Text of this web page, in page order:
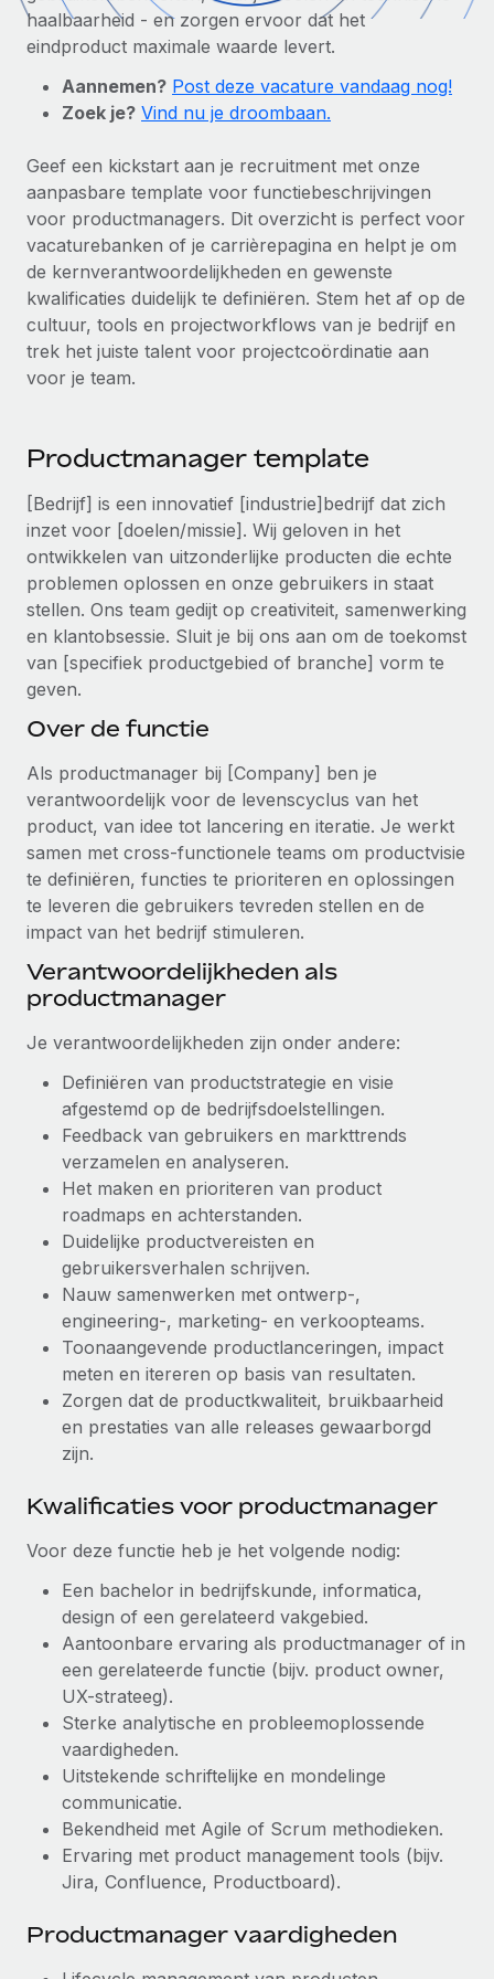
Zzp'ers internationaal onboarden en beheren
PEO
Ingewikkelde HR-taken eenvoudig uitbesteden
Remote Embedded
HR naadloos in workflows integreren
Ingebouwde essentiële HR-functies voor je team
Verbinden
Nieuw
AI-tools koppelen aan Remote met onze MCP
DIENSTEN
Vraag een expert
Krijg hulp van global HR- en juridische experts
Achtergrondonderzoek
Vereenvoudig het screeningsproces van
kandidaten
Compliance Watchtower
Apparaatbeheer
Lever en track wereldwijd IT-middelen
Entiteiten oprichten
Stel snel compliant entiteiten op
Mobiliteit en overplaatsing
Plaats werknemers moeiteloos over
Eenvoudig secundaire arbeidsvoorwaarden
beheren
GROEIFASE
Start-ups
Flexibele global HR en payroll solutions voor groeiende
Mid-market
Teams uitbreiden met HR solutions op maat
Enterprise
Global HR voor grote bedrijven
WERK MET ONS SAMEN
Een partner worden
Ontdek hoe je met ons kunt samenwerken
Remote Build
Binnenkort beschikbaar
Integraties en advies over AI-automatiseringen
CASESTUDY'S
Betalingscalculator voor zzp'ers
Ontdek valuta-opties en betaalsnelheden voor
Onderzoek en gidsen
Casestudy's
HR-woordenlijst
Checklists en templates
Bibliotheek met functiebeschrijvingen
Evenementen
Newsroom
Inzicht in salaris en talent
Inzichtencentrum
Support
Alle bronnen bekijken
Global Payroll
EOR en PEO
Contractor Management
Naar de blog
BLOG
Productupdates van Remote: Gusto- en Xero-
integraties en Contractor Management Plus
Het blijft de missie van Remote om alle soorten bedrijven
te helpen bij het aannemen, beheren en...
Meer informatie
Hoe Phiture 55 werknemers in 19 landen
beheert met Remote
Phiture, een toonaangevende leider in de wereldwijde
mobiele groeiadviessector, zet zich sinds 2016...
Meer informatie
Nederlands
Français
Español
Italiano
Português (Portugal)
日本語
中文（简体）
Inloggen
haalbaarheid - en zorgen ervoor dat het
eindproduct maximale waarde levert.
Aannemen? Post deze vacature vandaag nog!
Zoek je? Vind nu je droombaan.
Geef een kickstart aan je recruitment met onze
aanpasbare template voor functiebeschrijvingen
voor productmanagers. Dit overzicht is perfect voor
vacaturebanken of je carrièrepagina en helpt je om
de kernverantwoordelijkheden en gewenste
kwalificaties duidelijk te definiëren. Stem het af op de
cultuur, tools en projectworkflows van je bedrijf en
trek het juiste talent voor projectcoördinatie aan
voor je team.
Productmanager template
[Bedrijf] is een innovatief [industrie]bedrijf dat zich
inzet voor [doelen/missie]. Wij geloven in het
ontwikkelen van uitzonderlijke producten die echte
problemen oplossen en onze gebruikers in staat
stellen. Ons team gedijt op creativiteit, samenwerking
en klantobsessie. Sluit je bij ons aan om de toekomst
van [specifiek productgebied of branche] vorm te
geven.
Over de functie
Als productmanager bij [Company] ben je
verantwoordelijk voor de levenscyclus van het
product, van idee tot lancering en iteratie. Je werkt
samen met cross-functionele teams om productvisie
te definiëren, functies te prioriteren en oplossingen
te leveren die gebruikers tevreden stellen en de
impact van het bedrijf stimuleren.
Verantwoordelijkheden als
productmanager
Je verantwoordelijkheden zijn onder andere:
Definiëren van productstrategie en visie
afgestemd op de bedrijfsdoelstellingen.
Feedback van gebruikers en markttrends
verzamelen en analyseren.
Het maken en prioriteren van product
roadmaps en achterstanden.
Duidelijke productvereisten en
gebruikersverhalen schrijven.
Nauw samenwerken met ontwerp-,
engineering-, marketing- en verkoopteams.
Toonaangevende productlanceringen, impact
meten en itereren op basis van resultaten.
Zorgen dat de productkwaliteit, bruikbaarheid
en prestaties van alle releases gewaarborgd
zijn.
Kwalificaties voor productmanager
Voor deze functie heb je het volgende nodig:
Een bachelor in bedrijfskunde, informatica,
design of een gerelateerd vakgebied.
Aantoonbare ervaring als productmanager of in
een gerelateerde functie (bijv. product owner,
UX-strateeg).
Sterke analytische en probleemoplossende
vaardigheden.
Uitstekende schriftelijke en mondelinge
communicatie.
Bekendheid met Agile of Scrum methodieken.
Ervaring met product management tools (bijv.
Jira, Confluence, Productboard).
Productmanager vaardigheden